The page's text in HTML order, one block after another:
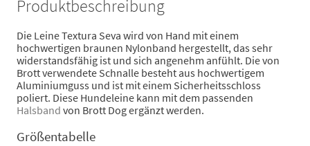
Produktbeschreibung
Die Leine Textura Seva wird von Hand mit einem
hochwertigen braunen Nylonband hergestellt, das sehr
widerstandsfähig ist und sich angenehm anfühlt. Die von
Brott verwendete Schnalle besteht aus hochwertigem
Aluminiumguss und ist mit einem Sicherheitsschloss
poliert. Diese Hundeleine kann mit dem passenden
Halsband von Brott Dog ergänzt werden.
Größentabelle